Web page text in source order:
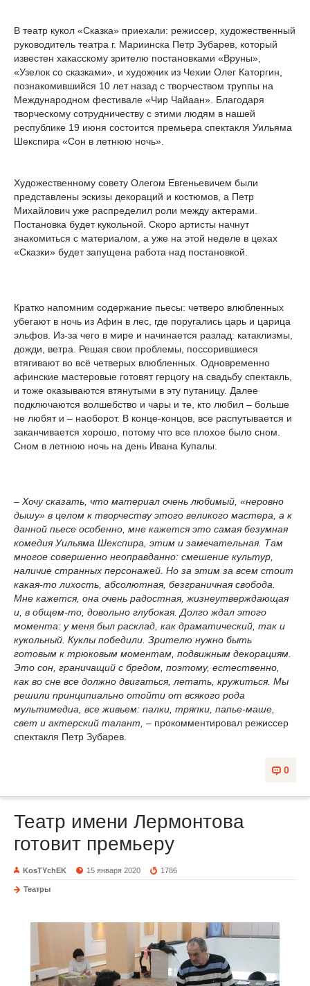
В театр кукол «Сказка» приехали: режиссер, художественный
руководитель театра г. Мариинска Петр Зубарев, который
известен хакасскому зрителю постановками «Вруны»,
«Узелок со сказками», и художник из Чехии Олег Каторгин,
познакомившийся 10 лет назад с творчеством труппы на
Международном фестивале «Чир Чайаан». Благодаря
творческому сотрудничеству с этими людям в нашей
республике 19 июня состоится премьера спектакля Уильяма
Шекспира «Сон в летнюю ночь».
Художественному совету Олегом Евгеньевичем были
представлены эскизы декораций и костюмов, а Петр
Михайлович уже распределил роли между актерами.
Постановка будет кукольной. Скоро артисты начнут
знакомиться с материалом, а уже на этой неделе в цехах
«Сказки» будет запущена работа над постановкой.
Кратко напомним содержание пьесы: четверо влюбленных
убегают в ночь из Афин в лес, где поругались царь и царица
эльфов. Из-за чего в мире и начинается разлад: катаклизмы,
дожди, ветра. Решая свои проблемы, поссорившиеся
втягивают во всё четверых влюбленных. Одновременно
афинские мастеровые готовят герцогу на свадьбу спектакль,
и тоже оказываются втянутыми в эту путаницу. Далее
подключаются волшебство и чары и те, кто любил – больше
не любят и – наоборот. В конце-концов, все распутывается и
заканчивается хорошо, потому что все плохое было сном.
Сном в летнюю ночь на день Ивана Купалы.
– Хочу сказать, что материал очень любимый, «неровно
дышу» в целом к творчеству этого великого мастера, а к
данной пьесе особенно, мне кажется это самая безумная
комедия Уильяма Шекспира, этим и замечательная. Там
многое совершенно неоправданно: смешение культур,
наличие странных персонажей. Но за этим за всем стоит
какая-то лихость, абсолютная, безграничная свобода.
Мне кажется, она очень радостная, жизнеутверждающая
и, в общем-то, довольно глубокая. Долго ждал этого
момента: у меня был расклад, как драматический, так и
кукольный. Куклы победили. Зрителю нужно быть
готовым к трюковым моментам, подвижным декорациям.
Это сон, граничащий с бредом, поэтому, естественно,
как во сне все должно двигаться, летать, кружиться. Мы
решили принципиально отойти от всякого рода
мультимедиа, все живьем: палки, тряпки, папье-маше,
свет и актерский талант, – прокомментировал режиссер
спектакля Петр Зубарев.
0
Театр имени Лермонтова
готовит премьеру
KosTYchEK 15 января 2020 1786
Театры